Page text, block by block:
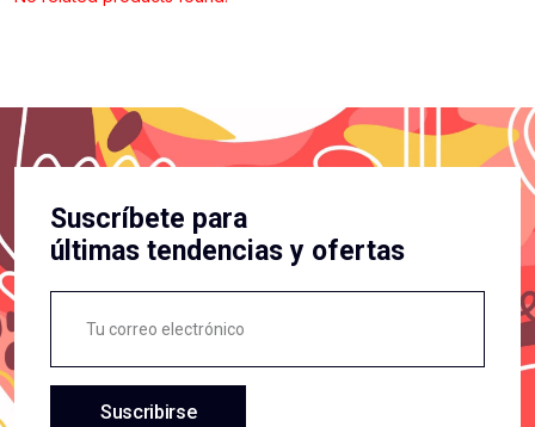
Suscríbete para
últimas tendencias y ofertas
Suscribirse